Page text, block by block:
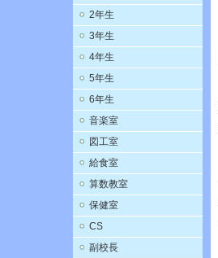
2年生
3年生
4年生
5年生
6年生
音楽室
図工室
給食室
算数教室
保健室
CS
副校長